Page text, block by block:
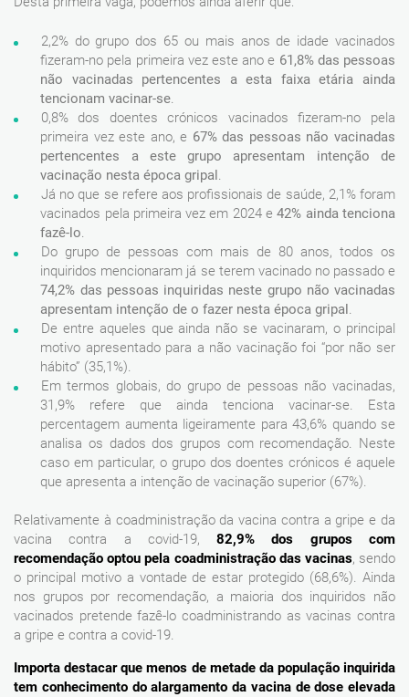
2,2% do grupo dos 65 ou mais anos de idade vacinados
fizeram-no pela primeira vez este ano e 61,8% das pessoas
não vacinadas pertencentes a esta faixa etária ainda
tencionam vacinar-se
0,8% dos doentes crónicos vacinados fizeram-no pela
primeira vez este ano, e 67% das pessoas não vacinadas
pertencentes a este grupo apresentam intenção de
vacinação nesta época gripal
Já no que se refere aos profissionais de saúde, 2,1% foram
vacinados pela primeira vez em 2024 e42% ainda tenciona
fazê-lo
Do grupo de pessoas com mais de 80 anos, todos os
inquiridos mencionaram já se terem vacinado no passado e
74,2% das pessoas inquiridas neste grupo não vacinadas
apresentam intenção de o fazer nesta época gripal
De entre aqueles que ainda não se vacinaram, o principal
motivo apresentado para a não vacinação foi “por não ser
hábito” (35,1%).
Em termos globais, do grupo de pessoas não vacinadas,
31,9% refere que ainda tenciona vacinar-se. Esta
percentagem aumenta ligeiramente para 43,6% quando se
analisa os dados dos grupos com recomendação. Neste
caso em particular, o grupo dos doentes crónicos é aquele
que apresenta a intenção de vacinação superior (67%).
Relativamente à coadministração da vacina contra a gripe e da
vacina contra a covid-19,82,9% dos grupos com
recomendação optou pela coadministração das vacinas, sendo
o principal motivo a vontade de estar protegido (68,6%). Ainda
nos grupos por recomendação, a maioria dos inquiridos não
vacinados pretende fazê-lo coadministrando as vacinas contra
a gripe e contra a covid-19.
Importa destacar que menos de metade da população inquirida
tem conhecimento do alargamento da vacina de dose elevada